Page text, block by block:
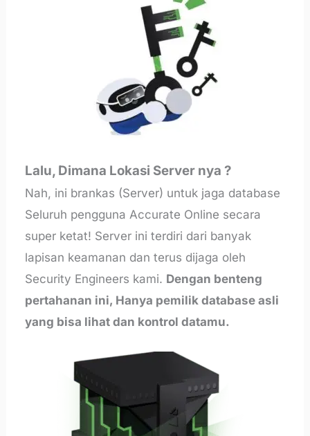
Lalu, Dimana Lokasi Server nya ?
Nah, ini brankas (Server) untuk jaga database
Seluruh pengguna Accurate Online secara
super ketat! Server ini terdiri dari banyak
lapisan keamanan dan terus dijaga oleh
Security Engineers kami. Dengan benteng
pertahanan ini, Hanya pemilik database asli
yang bisa lihat dan kontrol datamu.